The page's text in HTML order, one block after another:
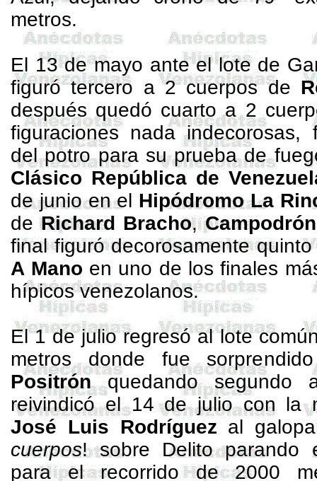
metros.
El 13 de mayo ante el lote de
figuró tercero a 2 cuerpos de
después quedó cuarto a 2
figuraciones nada indecorosas,
del potro para su prueba de
Clásico República de
de junio en el HipódromoLa
deRichard Bracho,Campodrón
final figuró decorosamente
A Mano en uno de los finales
hípicos venezolanos.
El 1 de julio regresó al lote
metros donde fue
Positrónquedando
reivindicó el 14 de julio con la
José Luis Rodríguez al
cuerpos! sobre Delito
para el recorrido de2000